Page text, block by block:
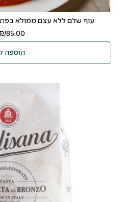
עוף שלם ללא עצם ממולא
₪85.00
הוספה